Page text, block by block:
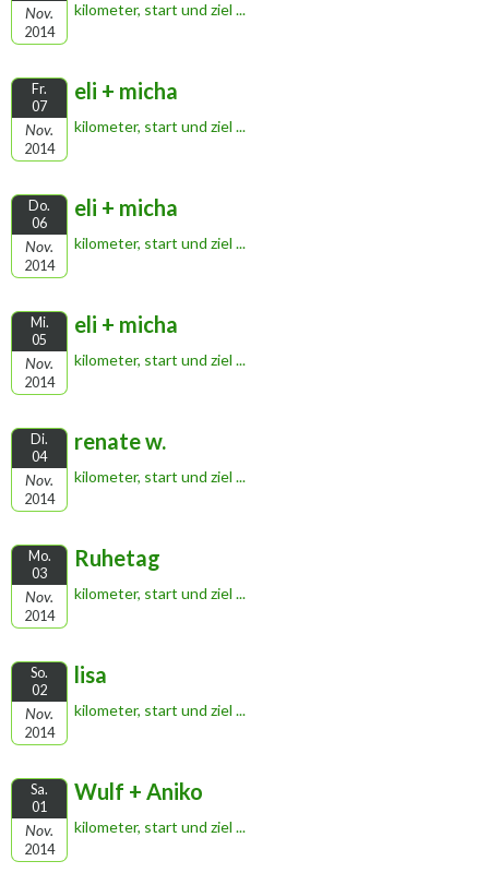
Nov.
2014
kilometer, start und ziel ...
Fr.
07
Nov.
2014
eli + micha
kilometer, start und ziel ...
Do.
06
Nov.
2014
eli + micha
kilometer, start und ziel ...
Mi.
05
Nov.
2014
eli + micha
kilometer, start und ziel ...
Di.
04
Nov.
2014
renate w.
kilometer, start und ziel ...
Mo.
03
Nov.
2014
Ruhetag
kilometer, start und ziel ...
So.
02
Nov.
2014
lisa
kilometer, start und ziel ...
Sa.
01
Nov.
2014
Wulf + Aniko
kilometer, start und ziel ...